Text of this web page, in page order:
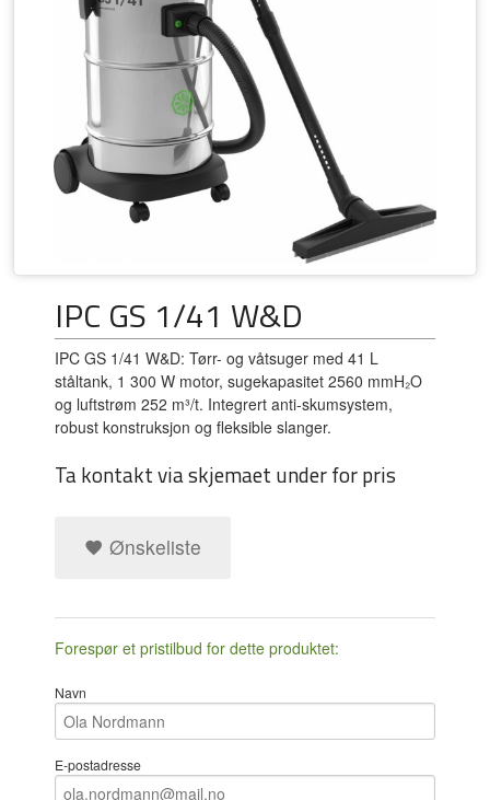
IPC GS 1/41 W&D
IPC GS 1/41 W&D: Tørr- og våtsuger med 41 L
ståltank, 1 300 W motor, sugekapasitet 2560 mmH₂O
og luftstrøm 252 m³/t. Integrert anti-skumsystem,
robust konstruksjon og fleksible slanger.
Ta kontakt via skjemaet under for pris
Ønskeliste
Forespør et pristilbud for dette produktet:
Navn
E-postadresse